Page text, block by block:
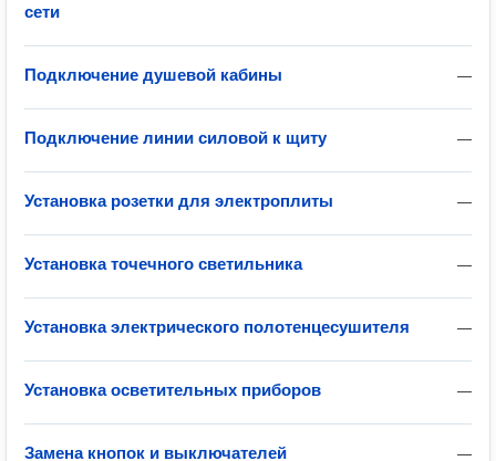
сети
—
Подключение душевой кабины
—
Подключение линии силовой к щиту
—
Установка розетки для электроплиты
—
Установка точечного светильника
—
Установка электрического полотенцесушителя
—
Установка осветительных приборов
—
Замена кнопок и выключателей